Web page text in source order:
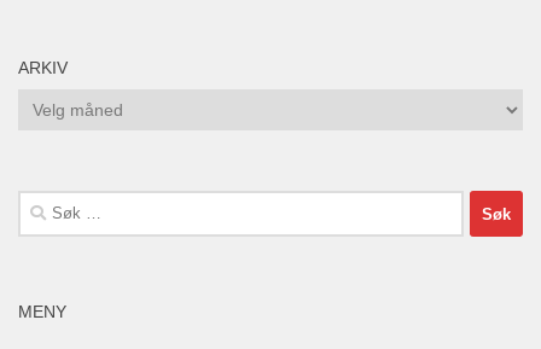
ARKIV
Arkiv
Søk
etter:
MENY